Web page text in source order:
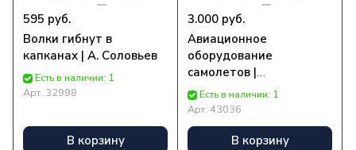
595 руб.
Волки гибнут в
капканах | А. Соловьев
Есть в наличии: 1
Арт. 32998
В корзину
3.000 руб.
Авиационное
оборудование
самолетов |
Константинов В. Д.
Есть в наличии: 1
Арт. 43036
В корзину